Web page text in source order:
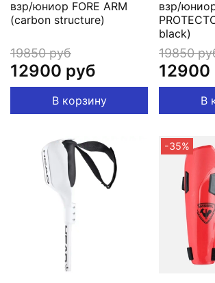
взр/юниор FORE ARM
(carbon structure)
19850 руб
12900 руб
В корзину
взр/
black)
19850
12900
В
-35%